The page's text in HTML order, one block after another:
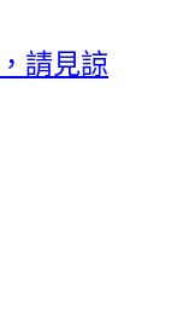
請見諒